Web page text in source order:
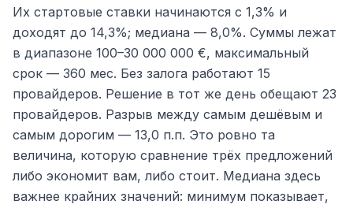
Их стартовые ставки начинаются с 1,3% и
доходят до 14,3%; медиана — 8,0%. Суммы лежат
в диапазоне 100–30 000 000 €, максимальный
срок — 360 мес. Без залога работают 15
провайдеров. Решение в тот же день обещают 23
провайдеров. Разрыв между самым дешёвым и
самым дорогим — 13,0 п.п. Это ровно та
величина, которую сравнение трёх предложений
либо экономит вам, либо стоит. Медиана здесь
важнее крайних значений: минимум показывает,